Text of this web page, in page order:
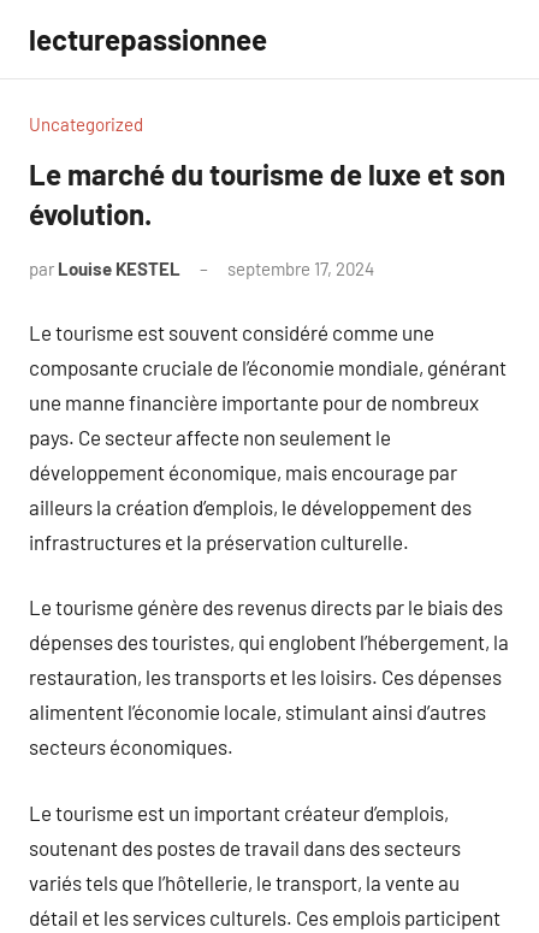
contenu
lecturepassionnee
Uncategorized
Le marché du tourisme de luxe et son
évolution.
par Louise KESTEL septembre 17, 2024
Le tourisme est souvent considéré comme une
composante cruciale de l’économie mondiale, générant
une manne financière importante pour de nombreux
pays. Ce secteur affecte non seulement le
développement économique, mais encourage par
ailleurs la création d’emplois, le développement des
infrastructures et la préservation culturelle.
Le tourisme génère des revenus directs par le biais des
dépenses des touristes, qui englobent l’hébergement, la
restauration, les transports et les loisirs. Ces dépenses
alimentent l’économie locale, stimulant ainsi d’autres
secteurs économiques.
Le tourisme est un important créateur d’emplois,
soutenant des postes de travail dans des secteurs
variés tels que l’hôtellerie, le transport, la vente au
détail et les services culturels. Ces emplois participent